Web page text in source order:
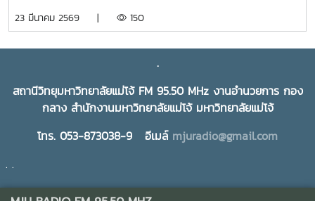
โอกาสนี้ได้รับเกียรติจาก ผู้บริหารมหาวิทยาลัย ผู้บริหารคณะสัตว
23 มีนาคม 2569 | 150
.
สถานีวิทยุมหาวิทยาลัยแม่โจ้ FM 95.50 MHz งานอำนวยการ กอง
กลาง สำนักงานมหาวิทยาลัยแม่โจ้ มหาวิทยาลัยแม่โจ้
โทร. 053-873038-9 อีเมล์ mjuradio@gmail.com
. .